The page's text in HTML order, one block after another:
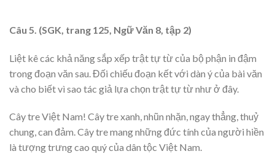
Câu 5. (SGK, trang 125, Ngữ Văn 8, tập 2)
Liệt kê các khả năng sắp xếp trật tự từ của bộ phận in đậm
trong đoạn văn sau. Đối chiếu đoạn kết với dàn ý của bài văn
và cho biết vì sao tác giả lựa chọn trật tự từ như ở đây.
Cây tre Việt Nam! Cây tre xanh, nhũn nhặn, ngay thẳng, thuỷ
chung, can đảm. Cây tre mang những đức tính của người hiền
là tượng trưng cao quý của dân tộc Việt Nam.